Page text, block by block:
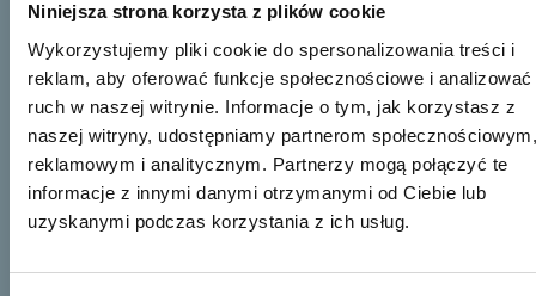
Niniejsza strona korzysta z plików cookie
Wykorzystujemy pliki cookie do spersonalizowania treści i
reklam, aby oferować funkcje społecznościowe i analizować
ruch w naszej witrynie. Informacje o tym, jak korzystasz z
naszej witryny, udostępniamy partnerom społecznościowym,
reklamowym i analitycznym. Partnerzy mogą połączyć te
informacje z innymi danymi otrzymanymi od Ciebie lub
uzyskanymi podczas korzystania z ich usług.